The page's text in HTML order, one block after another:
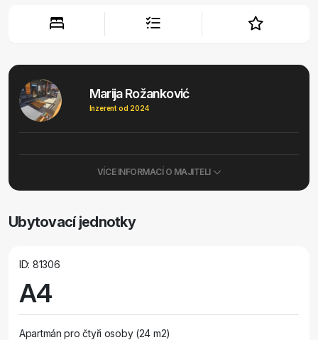
Marija Rožanković
Inzerent od 2024
VÍCE INFORMACÍ O MAJITELI
Ubytovací jednotky
ID: 81306
A4
Apartmán pro čtyři osoby (24 m2)